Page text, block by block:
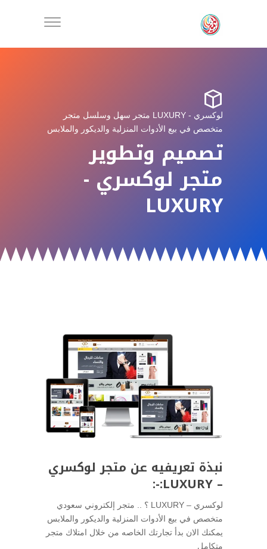

لوكسري - LUXURY متجر سهل وسلسل متجر
متخصص في بيع الأدوات المنزلية والديكور والملابس
تصميم وتطوير
متجر لوكسري -
LUXURY
نبذة تعريفيه عن متجر لوكسري
– LUXURY:-:
لوكسري – LUXURY ؟ .. متجر إلكتروني سعودي
متخصص في بيع الأدوات المنزلية والديكور والملابس
يمكنك الان بدأ تجارتك الخاصه من خلال امتلاك متجر
متكامل